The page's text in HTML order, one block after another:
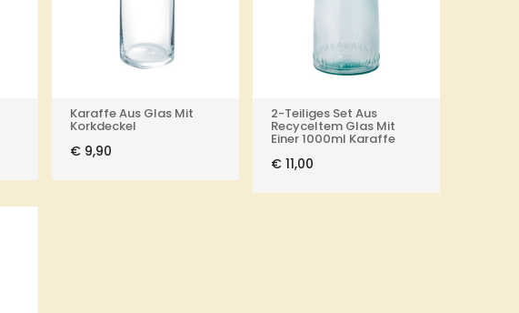
Karaffe Aus Glas Mit
Korkdeckel
€9,90
2-Teiliges Set Aus
Recyceltem Glas Mit
Einer 1000ml Karaffe
€11,00